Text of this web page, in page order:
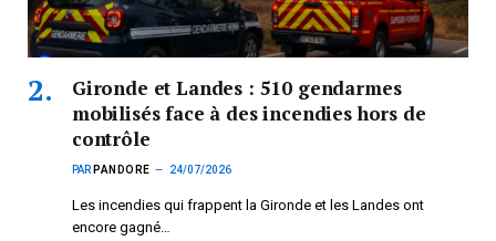
Gironde et Landes : 510 gendarmes
mobilisés face à des incendies hors de
contrôle
PAR PANDORE 24/07/2026
Les incendies qui frappent la Gironde et les Landes ont
encore gagné…